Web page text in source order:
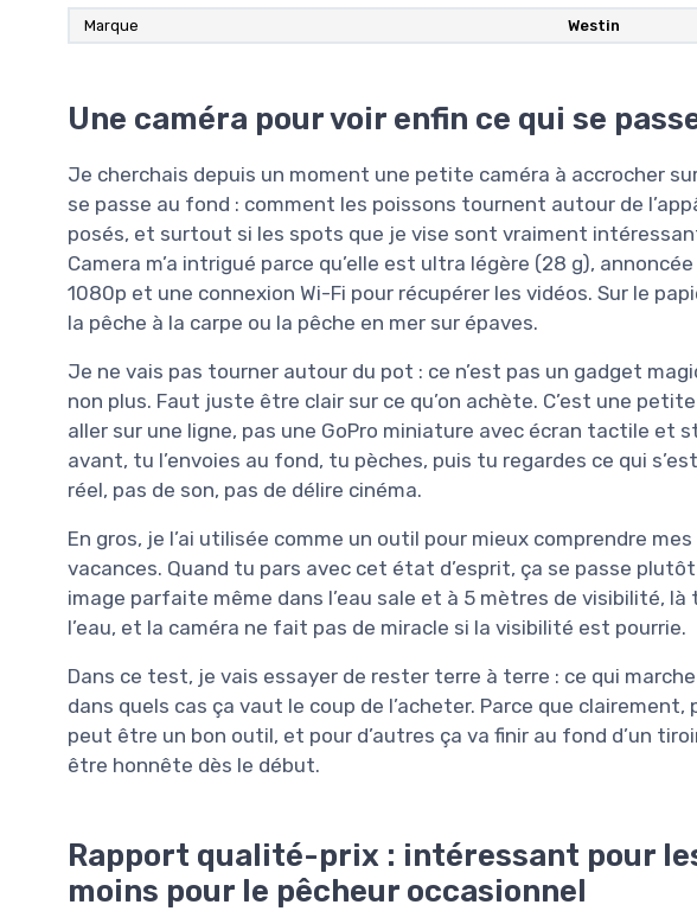
Marque Westin
Une caméra pour voir enfin ce qui se
Je cherchais depuis un moment une petite caméra à accrocher
se passe au fond : comment les poissons tournent autour de
posés, et surtout si les spots que je vise sont vraiment
Camera m’a intrigué parce qu’elle est ultra légère (28 g),
1080p et une connexion Wi-Fi pour récupérer les vidéos. Sur le
la pêche à la carpe ou la pêche en mer sur épaves.
Je ne vais pas tourner autour du pot : ce n’est pas un gadget
non plus. Faut juste être clair sur ce qu’on achète. C’est une
aller sur une ligne, pas une GoPro miniature avec écran tactile et
avant, tu l’envoies au fond, tu pèches, puis tu regardes ce qui
réel, pas de son, pas de délire cinéma.
En gros, je l’ai utilisée comme un outil pour mieux comprendre
vacances. Quand tu pars avec cet état d’esprit, ça se passe
image parfaite même dans l’eau sale et à 5 mètres de visibilité, là
l’eau, et la caméra ne fait pas de miracle si la visibilité est pourrie.
Dans ce test, je vais essayer de rester terre à terre : ce qui
dans quels cas ça vaut le coup de l’acheter. Parce que
peut être un bon outil, et pour d’autres ça va finir au fond d’un
être honnête dès le début.
Rapport qualité-prix : intéressant pour
moins pour le pêcheur occasionnel